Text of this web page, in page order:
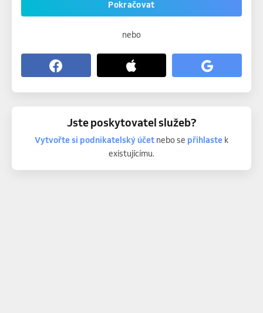
Pokračovat
nebo
Jste poskytovatel služeb?
Vytvořte si podnikatelský účetnebo se přihlastek
existujícímu.